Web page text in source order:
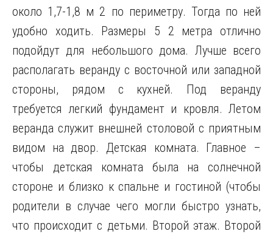
около 1,7-1,8 м 2 по периметру. Тогда по ней
удобно ходить. Размеры 5 2 метра отлично
подойдут для небольшого дома. Лучше всего
располагать веранду с восточной или западной
стороны, рядом с кухней. Под веранду
требуется легкий фундамент и кровля. Летом
веранда служит внешней столовой с приятным
видом на двор. Детская комната. Главное –
чтобы детская комната была на солнечной
стороне и близко к спальне и гостиной (чтобы
родители в случае чего могли быстро узнать,
что происходит с детьми. Второй этаж. Второй